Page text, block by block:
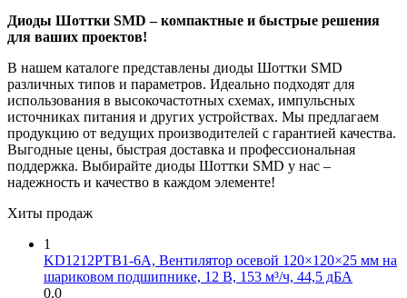
Диоды Шоттки SMD – компактные и быстрые решения
для ваших проектов!
В нашем каталоге представлены диоды Шоттки SMD
различных типов и параметров. Идеально подходят для
использования в высокочастотных схемах, импульсных
источниках питания и других устройствах. Мы предлагаем
продукцию от ведущих производителей с гарантией качества.
Выгодные цены, быстрая доставка и профессиональная
поддержка. Выбирайте диоды Шоттки SMD у нас –
надежность и качество в каждом элементе!
Хиты продаж
1
KD1212PTB1-6A, Вентилятор осевой 120×120×25 мм на
шариковом подшипнике, 12 В, 153 м³/ч, 44,5 дБА
0.0